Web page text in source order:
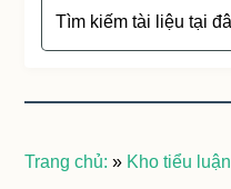
Trang chủ: » Kho tiểu luận